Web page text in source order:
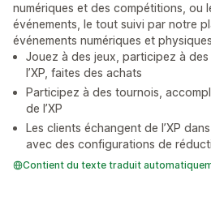
numériques et des compétitions, ou
événements, le tout suivi par notre
événements numériques et
Jouez à des jeux, participez à
l’XP, faites des achats
Participez à des tournois,
de l’XP
Les clients échangent de l’XP
avec des configurations de
Contient du texte traduit